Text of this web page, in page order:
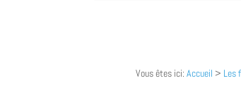
Vous êtes ici: Accueil > Les